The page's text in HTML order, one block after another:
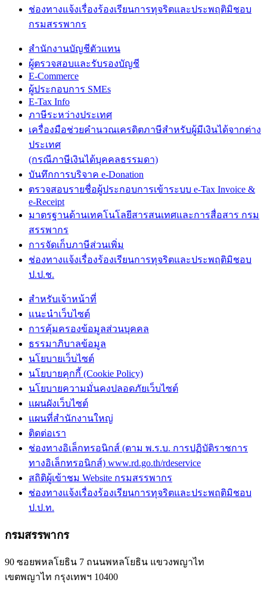
ช่องทางแจ้งเรื่องร้องเรียนการทุจริตและประพฤติมิชอบ
กรมสรรพากร
สำนักงานบัญชีตัวแทน
ผู้ตรวจสอบและรับรองบัญชี
E-Commerce
ผู้ประกอบการ SMEs
E-Tax Info
ภาษีระหว่างประเทศ
เครื่องมือช่วยคำนวณเครดิตภาษีสำหรับผู้มีเงินได้จากต่าง
ประเทศ
(กรณีภาษีเงินได้บุคคลธรรมดา)
บันทึกการบริจาค e-Donation
ตรวจสอบรายชื่อผู้ประกอบการเข้าระบบ e-Tax Invoice &
e-Receipt
มาตรฐานด้านเทคโนโลยีสารสนเทศและการสื่อสาร กรม
สรรพากร
การจัดเก็บภาษีส่วนเพิ่ม
ช่องทางแจ้งเรื่องร้องเรียนการทุจริตและประพฤติมิชอบ
ป.ป.ช.
สำหรับเจ้าหน้าที่
แนะนำเว็บไซต์
การคุ้มครองข้อมูลส่วนบุคคล
ธรรมาภิบาลข้อมูล
นโยบายเว็บไซต์
นโยบายคุกกี้ (Cookie Policy)
นโยบายความมั่นคงปลอดภัยเว็บไซต์
แผนผังเว็บไซต์
แผนที่สำนักงานใหญ่
ติดต่อเรา
ช่องทางอิเล็กทรอนิกส์ (ตาม พ.ร.บ. การปฏิบัติราชการ
ทางอิเล็กทรอนิกส์) www.rd.go.th/rdeservice
สถิติผู้เข้าชม Website กรมสรรพากร
ช่องทางแจ้งเรื่องร้องเรียนการทุจริตและประพฤติมิชอบ
ป.ป.ท.
กรมสรรพากร
90 ซอยพหลโยธิน 7 ถนนพหลโยธิน แขวงพญาไท
เขตพญาไท กรุงเทพฯ 10400